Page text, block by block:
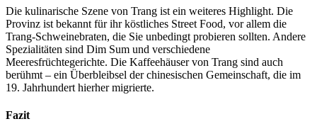
Die kulinarische Szene von Trang ist ein weiteres Highlight. Die
Provinz ist bekannt für ihr köstliches Street Food, vor allem die
Trang-Schweinebraten, die Sie unbedingt probieren sollten. Andere
Spezialitäten sind Dim Sum und verschiedene
Meeresfrüchtegerichte. Die Kaffeehäuser von Trang sind auch
berühmt – ein Überbleibsel der chinesischen Gemeinschaft, die im
19. Jahrhundert hierher migrierte.
Fazit